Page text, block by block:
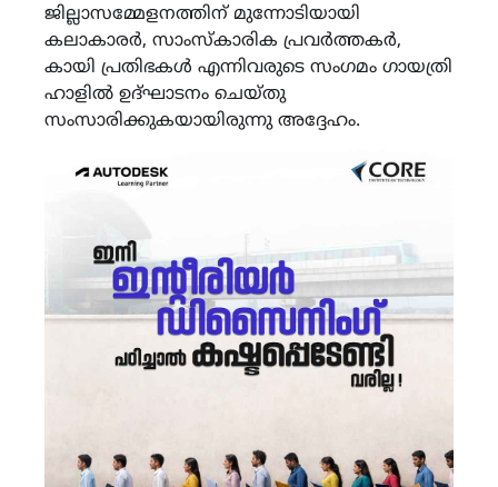
ജില്ലാസമ്മേളനത്തിന് മുന്നോടിയായി
കലാകാരർ, സാംസ്കാരിക പ്രവർത്തകർ,
കായി പ്രതിഭകൾ എന്നിവരുടെ സംഗമം ഗായത്രി
ഹാളിൽ ഉദ്‌ഘാടനം ചെയ്തു
സംസാരിക്കുകയായിരുന്നു അദ്ദേഹം.